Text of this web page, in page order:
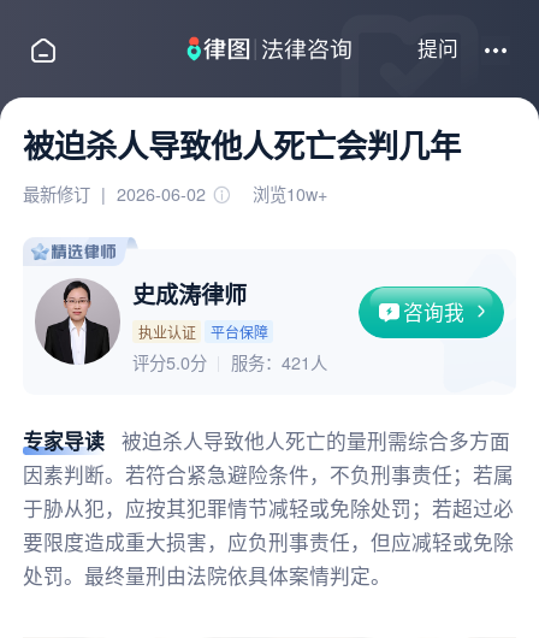
提问
被迫杀人导致他人死亡会判几年
最新修订 | 2026-06-02 浏览10w+
史成涛律师
执业认证 平台保障
咨询我
评分5.0分 服务： 421人
专家导读
被迫杀人导致他人死亡的量刑需综合多方面
因素判断。若符合紧急避险条件，不负刑事责任；若属
于胁从犯，应按其犯罪情节减轻或免除处罚；若超过必
要限度造成重大损害，应负刑事责任，但应减轻或免除
处罚。最终量刑由法院依具体案情判定。